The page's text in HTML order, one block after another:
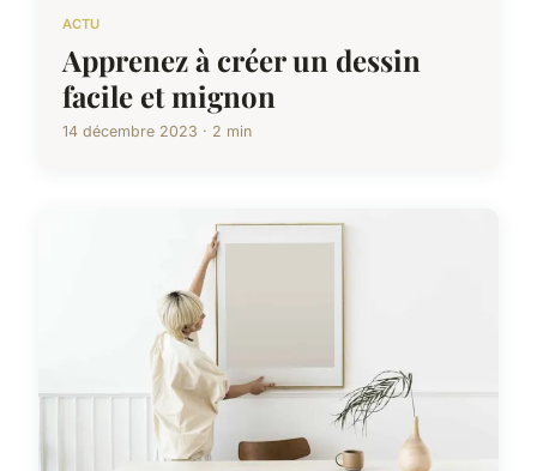
ACTU
Apprenez à créer un dessin
facile et mignon
14 décembre 2023 · 2 min